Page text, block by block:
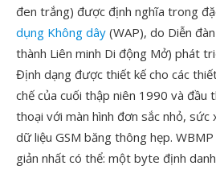
đen trắng) được định nghĩa trong
dụng Không dây (WAP), do Diễn
thành Liên minh Di động Mở) phát
Định dạng được thiết kế cho các
chế của cuối thập niên 1990 và
thoại với màn hình đơn sắc nhỏ,
dữ liệu GSM băng thông hẹp.
giản nhất có thể: một byte định